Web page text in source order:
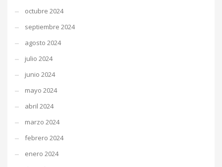
octubre 2024
septiembre 2024
agosto 2024
julio 2024
junio 2024
mayo 2024
abril 2024
marzo 2024
febrero 2024
enero 2024